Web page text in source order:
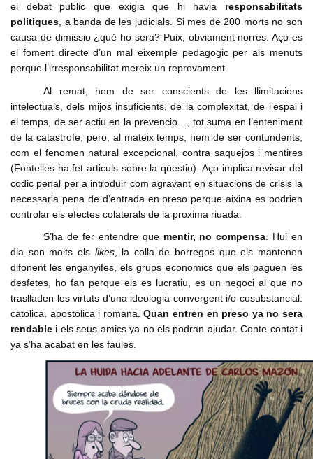
el debat public que exigia que hi havia responsabilitats
politiques , a banda de les judicials. Si mes de 200 morts no son
causa de dimissio ¿qué ho sera? Puix, obviament norres. Aço es
el foment directe d’un mal eixemple pedagogic per als menuts
perque l’irresponsabilitat mereix un reprovament.
Al remat, hem de ser conscients de les llimitacions
intelectuals, dels mijos insuficients, de la complexitat, de l’espai i
el temps, de ser actiu en la prevencio…, tot suma en l’enteniment
de la catastrofe, pero, al mateix temps, hem de ser contundents,
com el fenomen natural excepcional, contra saquejos i mentires
(Fontelles ha fet articuls sobre la qüestio). Aço implica revisar del
codic penal per a introduir com agravant en situacions de crisis la
necessaria pena de d’entrada en preso perque aixina es podrien
controlar els efectes colaterals de la proxima riuada.
S’ha de fer entendre que mentir, no compensa. Hui en
dia son molts els likes, la colla de borregos que els mantenen
difonent les enganyifes, els grups economics que els paguen les
desfetes, ho fan perque els es lucratiu, es un negoci al que no
traslladen les virtuts d’una ideologia convergent i/o cosubstancial:
catolica, apostolica i romana.Quan entren en preso ya no sera
rendable i els seus amics ya no els podran ajudar. Conte contat i
ya s’ha acabat en les faules.